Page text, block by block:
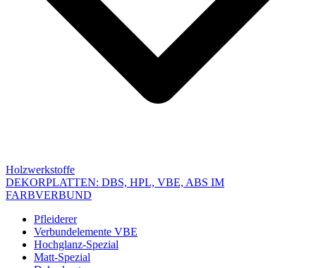
Holzwerkstoffe
DEKORPLATTEN: DBS, HPL, VBE, ABS IM
FARBVERBUND
Pfleiderer
Verbundelemente VBE
Hochglanz-Spezial
Matt-Spezial